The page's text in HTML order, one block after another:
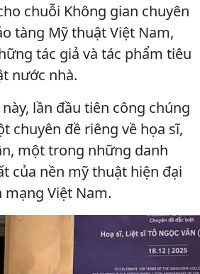
chuỗi Không gian chuyên
tàng Mỹ thuật Việt Nam,
tác giả và tác phẩm tiêu
nước nhà.
lần đầu tiên công chúng
chuyên đề riêng về họa sĩ,
một trong những danh
của nền mỹ thuật hiện đại
Việt Nam.